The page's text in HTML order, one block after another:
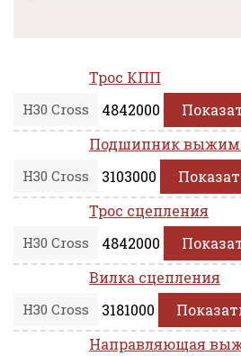
Трос КПП
H30 Cross 4842000
Подшипник
H30 Cross 3103000
Трос сцепления
H30 Cross 4842000
Вилка сцепления
H30 Cross 3181000
Направляющая